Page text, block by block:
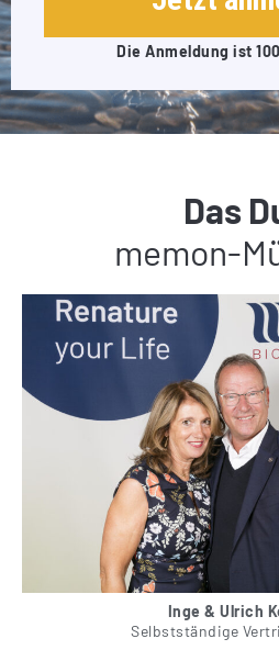
Die Anmeldung ist
Das
memon-
Inge & Ulrich
Selbstständige